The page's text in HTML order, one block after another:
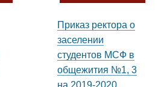
Приказ ректора о
заселении
студентов МСФ в
общежития №1, 3
на 2019-2020